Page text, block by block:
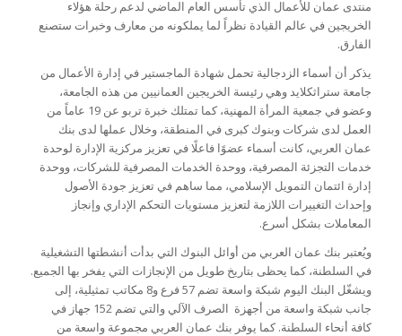
منتدى عمان للأعمال الذي تأسس العام الماضي لدعم رحلة هؤلاء
الخريجين في عالم القيادة نظراً لما يملكونه من معارف وخبرات ستصنع
الفارق.
يذكر أن أسماء الزدجالية تحمل شهادة الماجستير في إدارة الأعمال من
جامعة ستراثكلايد وهي رئيسة الخريجين العمانيين من هذه الجامعة،
وعضو في جمعية المرأة المهنية، كما تمتلك خبرة تربو عن 19 عاماً من
العمل لدى شركات وبنوك كبرى في المنطقة، وخلال عملها لدى بنك
عمان العربي، كانت أسماء عضوًا فاعلًا في تعزيز مركزية الإدارة لوحدة
خدمات التجزئة المصرفية، ووحدة الخدمات المصرفية للشركات، ووحدة
إدارة ائتمان التمويل الإسلامي، مما ساهم في تعزيز جودة الأصول
وإحداث التغييرات اللازمة لتعزيز مستويات التحكم الإداري وإنجاز
المعاملات بشكل أسرع.
ويُعتبر بنك عمان العربي من أوائل البنوك التي بدأت أنشطتها التشغيلية
في السلطنة، كما يحظى بتاريخ طويل من الإنجازات التي يفخر بها الجميع.
ويشغّل البنك اليوم شبكة واسعة تضم 57 فرع و8 مكاتب تمثيلية، إلى
جانب شبكة واسعة من أجهزة الصرف الآلي والتي تضم 152 جهاز في
كافة أنحاء السلطنة. كما يوفر بنك عمان العربي مجموعة واسعة من